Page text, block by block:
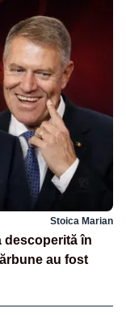
Stoica Marian
descoperită în
au fost